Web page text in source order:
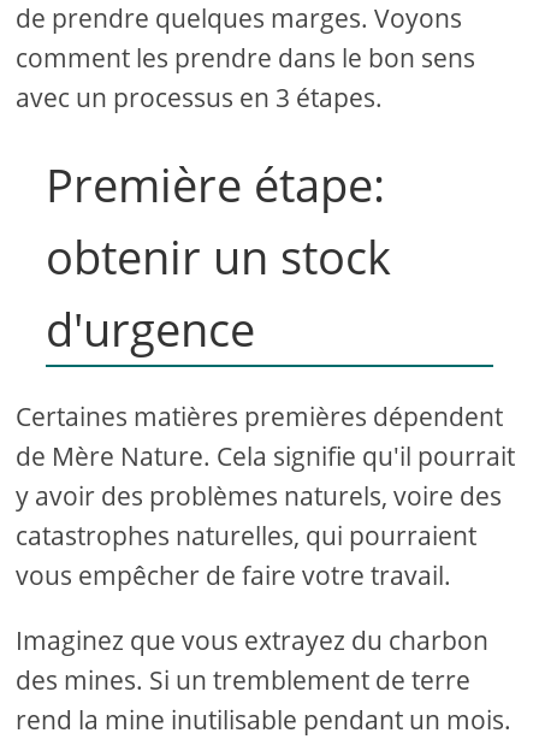
de prendre quelques marges. Voyons
comment les prendre dans le bon sens
avec un processus en 3 étapes.
Première étape:
obtenir un stock
d'urgence
Certaines matières premières dépendent
de Mère Nature. Cela signifie qu'il pourrait
y avoir des problèmes naturels, voire des
catastrophes naturelles, qui pourraient
vous empêcher de faire votre travail.
Imaginez que vous extrayez du charbon
des mines. Si un tremblement de terre
rend la mine inutilisable pendant un mois.